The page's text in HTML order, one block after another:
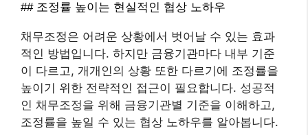
## 조정률 높이는 현실적인 협상 노하우
채무조정은 어려운 상황에서 벗어날 수 있는 효과
적인 방법입니다. 하지만 금융기관마다 내부 기준
이 다르고, 개개인의 상황 또한 다르기에 조정률을
높이기 위한 전략적인 접근이 필요합니다. 성공적
인 채무조정을 위해 금융기관별 기준을 이해하고,
조정률을 높일 수 있는 협상 노하우를 알아봅니다.